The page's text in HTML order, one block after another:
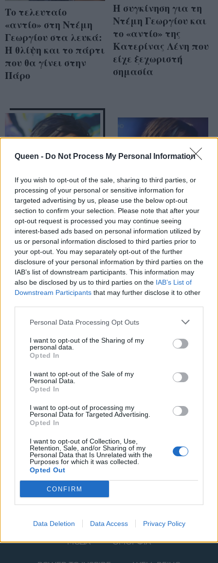
Queen - Do Not Process My Personal Information
If you wish to opt-out of the sale, sharing to third parties, or
processing of your personal or sensitive information for
targeted advertising by us, please use the below opt-out
section to confirm your selection. Please note that after your
opt-out request is processed you may continue seeing
interest-based ads based on personal information utilized by
us or personal information disclosed to third parties prior to
your opt-out. You may separately opt-out of the further
disclosure of your personal information by third parties on the
IAB’s list of downstream participants. This information may
also be disclosed by us to third parties on the IAB’s List of
Downstream Participants that may further disclose it to other
Personal Data Processing Opt Outs
I want to opt-out of the Sharing of my
personal data.
Opted In
I want to opt-out of the Sale of my
Personal Data.
Opted In
I want to opt-out of processing my
Personal Data for Targeted Advertising.
Opted In
I want to opt-out of Collection, Use,
Retention, Sale, and/or Sharing of my
Personal Data that Is Unrelated with the
Purposes for which it was collected.
Opted Out
CONFIRM
Data Deletion Data Access Privacy Policy
Το τελευταίο
«αντίο» στη Ντέμη
Γεωργίου στα λευκά:
Η θλίψη και το πάρτι
που θα γίνει στην
Πάρο
Η συγκίνηση για τη
Ντέμη Γεωργίου και
το «αντίο» της
Κατερίνας Λένη που
είχε ξεχωριστή
σημασία
Ηλίας Καζιόλι,
Γιώργος Πορφύρης
και Κώστας
Νταλιάνης
αποχαιρετούν τη
Ντέμη Γεωργίου
Έφυγε από τη ζωή η
Ντέμη Γεωργίου του
MasterChef 4: Η
δέκατη θέση και το
ανεκπλήρωτο όνειρο
της σεφ
ΜΟΔΑ ΟΜΟΡΦΙΑ